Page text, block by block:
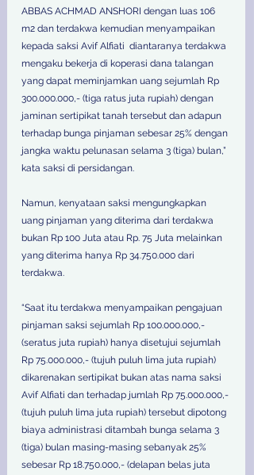
ABBAS ACHMAD ANSHORI dengan luas 106
m2 dan terdakwa kemudian menyampaikan
kepada saksi Avif Alfiati  diantaranya terdakwa
mengaku bekerja di koperasi dana talangan
yang dapat meminjamkan uang sejumlah Rp
300.000.000,- (tiga ratus juta rupiah) dengan
jaminan sertipikat tanah tersebut dan adapun
terhadap bunga pinjaman sebesar 25% dengan
jangka waktu pelunasan selama 3 (tiga) bulan,”
kata saksi di persidangan.
Namun, kenyataan saksi mengungkapkan
uang pinjaman yang diterima dari terdakwa
bukan Rp 100 Juta atau Rp. 75 Juta melainkan
yang diterima hanya Rp 34.750.000 dari
terdakwa.
“Saat itu terdakwa menyampaikan pengajuan
pinjaman saksi sejumlah Rp 100.000.000,-
(seratus juta rupiah) hanya disetujui sejumlah
Rp 75.000.000,- (tujuh puluh lima juta rupiah)
dikarenakan sertipikat bukan atas nama saksi
Avif Alfiati dan terhadap jumlah Rp 75.000.000,-
(tujuh puluh lima juta rupiah) tersebut dipotong
biaya administrasi ditambah bunga selama 3
(tiga) bulan masing-masing sebanyak 25%
sebesar Rp 18.750.000,- (delapan belas juta